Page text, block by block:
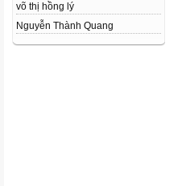
võ thị hồng lý
Nguyễn Thành Quang